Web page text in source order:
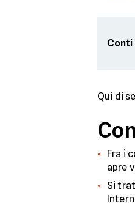
Conti
Qui di
Fra i
apre
Si